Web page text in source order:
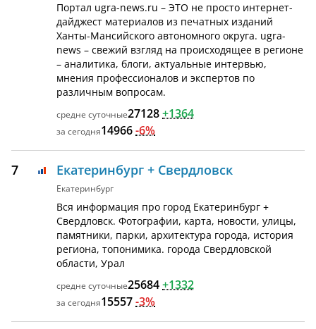
Портал ugra-news.ru – ЭТО не просто интернет-
дайджест материалов из печатных изданий
Ханты-Мансийского автономного округа. ugra-
news – свежий взгляд на происходящее в регионе
– аналитика, блоги, актуальные интервью,
мнения профессионалов и экспертов по
различным вопросам.
27128+1364
14966-6%
7 Екатеринбург + Свердловск
Екатеринбург
Вся информация про город Екатеринбург +
Свердловск. Фотографии, карта, новости, улицы,
памятники, парки, архитектура города, история
региона, топонимика. города Свердловской
области, Урал
25684+1332
15557-3%